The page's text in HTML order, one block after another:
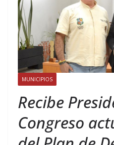
MUNICIPIOS
Recibe
Congreso